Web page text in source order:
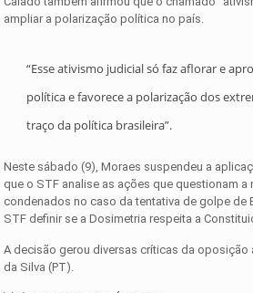
ampliar a polarização política no país.
“Esse ativismo judicial só faz aflorar e
política e favorece a polarização dos
traço da política brasileira”.
Neste sábado (9), Moraes suspendeu a
que o STF analise as ações que questionam a
condenados no caso da tentativa de golpe de
STF definir se a Dosimetria respeita a
A decisão gerou diversas críticas da oposição
da Silva (PT).